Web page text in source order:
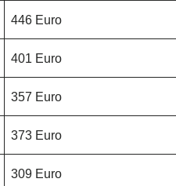
446 Euro
401 Euro
357 Euro
373 Euro
309 Euro